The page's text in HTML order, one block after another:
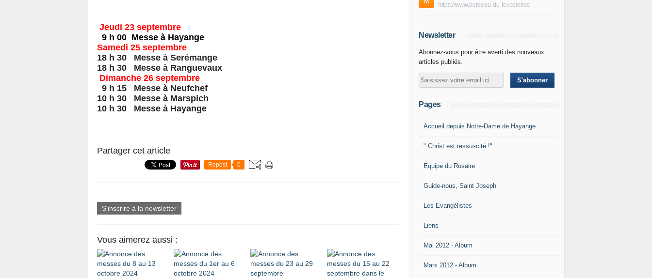
Jeudi 23 septembre
9 h 00 Messe à Hayange
Samedi 25 septembre
18 h 30 Messe à Serémange
18 h 30 Messe à Ranguevaux
Dimanche 26 septembre
9 h 15 Messe à Neufchef
10 h 30 Messe à Marspich
10 h 30 Messe à Hayange
Partager cet article
Repost 0
S'inscrire à la newsletter
Vous aimerez aussi :
https://www.berceau-du-fer.com/rss
Newsletter
Abonnez-vous pour être averti des nouveaux
articles publiés.
Pages
Accueil depuis Notre-Dame de Hayange
" Christ est ressuscité !"
Equipe du Rosaire
Guide-nous, Saint Joseph
Les Evangélistes
Liens
Mai 2012 - Album
Mars 2012 - Album